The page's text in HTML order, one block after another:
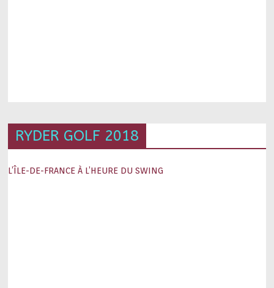
RYDER GOLF 2018
L’ÎLE-DE-FRANCE À L’HEURE DU SWING